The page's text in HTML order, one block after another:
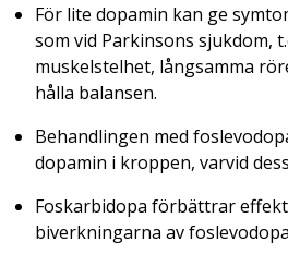
För lite dopamin kan ge
som vid Parkinsons sjukdom,
muskelstelhet, långsamma
hålla balansen.
Behandlingen med
dopamin i kroppen, varvid
Foskarbidopa förbättrar
biverkningarna av